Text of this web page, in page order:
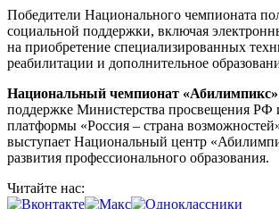
Победители Национального чемпионата
социальной поддержки, включая
на приобретение специализированных
реабилитации и дополнительное
Национальный чемпионат «Абилимпикс»
поддержке Министерства просвещения РФ
платформы «Россия – страна
выступает Национальный центр
развития профессионального образования.
Читайте нас: